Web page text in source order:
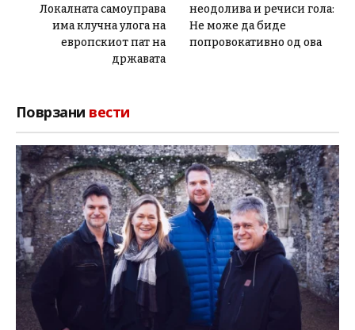
Локалната самоуправа
има клучна улога на
европскиот пат на
државата
неодолива и речиси гола:
Не може да биде
попровокативно од ова
Поврзани вести